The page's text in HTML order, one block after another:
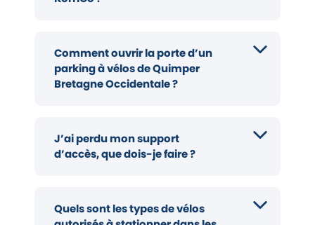
Comment ouvrir la porte d’un
parking à vélos de Quimper
Bretagne Occidentale ?
J’ai perdu mon support
d’accès, que dois-je faire ?
Quels sont les types de vélos